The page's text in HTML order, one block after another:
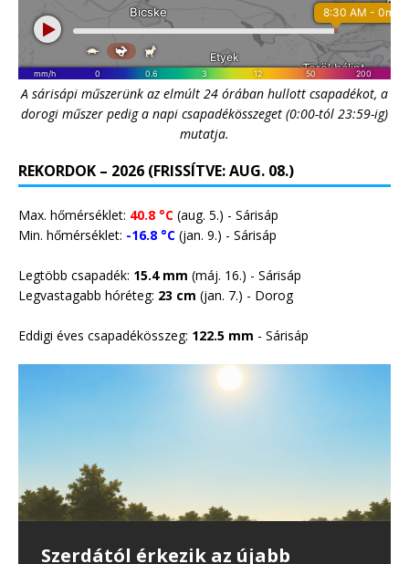
A sárisápi műszerünk az elmúlt 24 órában hullott csapadékot, a
dorogi műszer pedig a napi csapadékösszeget (0:00-tól 23:59-ig)
mutatja.
REKORDOK – 2026 (FRISSÍTVE: AUG. 08.)
Max. hőmérséklet: 40.8 °C (aug. 5.) - Sárisáp
Min. hőmérséklet: -16.8 °C (jan. 9.) - Sárisáp
Legtöbb csapadék: 15.4 mm (máj. 16.) - Sárisáp
Legvastagabb hóréteg: 23 cm (jan. 7.) - Dorog
Eddigi éves csapadékösszeg: 122.5 mm - Sárisáp
35 erdő- és vegetációtűz
Önmérsékletet kérnek a
Harmadfokú hőségriasztás lép
Szerdától érkezik az újabb
Csapadék nélkül vonultak át a